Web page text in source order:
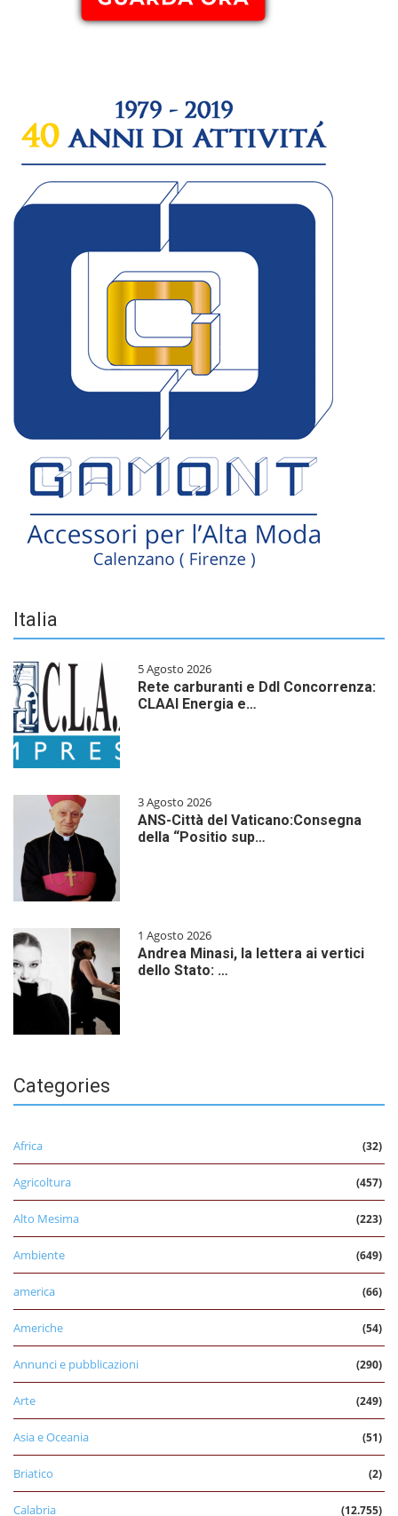
Italia
5 Agosto 2026
Rete carburanti e Ddl Concorrenza:
CLAAI Energia e…
3 Agosto 2026
ANS-Città del Vaticano:Consegna
della “Positio sup…
1 Agosto 2026
Andrea Minasi, la lettera ai vertici
dello Stato: …
Categories
Africa (32)
Agricoltura (457)
Alto Mesima (223)
Ambiente (649)
america (66)
Americhe (54)
Annunci e pubblicazioni (290)
Arte (249)
Asia e Oceania (51)
Briatico (2)
Calabria (12.755)